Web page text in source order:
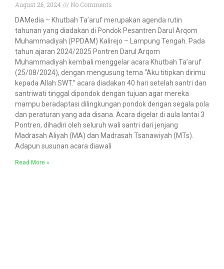
August 26, 2024
No Comments
DAMedia – Khutbah Ta’aruf merupakan agenda rutin
tahunan yang diadakan di Pondok Pesantren Darul Arqom
Muhammadiyah (PPDAM) Kalirejo – Lampung Tengah. Pada
tahun ajaran 2024/2025 Pontren Darul Arqom
Muhammadiyah kembali menggelar acara Khutbah Ta’aruf
(25/08/2024), dengan mengusung tema “Aku titipkan dirimu
kepada Allah SWT.” acara diadakan 40 hari setelah santri dan
santriwati tinggal dipondok dengan tujuan agar mereka
mampu beradaptasi dilingkungan pondok dengan segala pola
dan peraturan yang ada disana. Acara digelar di aula lantai 3
Pontren, dihadiri oleh seluruh wali santri dari jenjang
Madrasah Aliyah (MA) dan Madrasah Tsanawiyah (MTs).
Adapun susunan acara diawali
Read More »